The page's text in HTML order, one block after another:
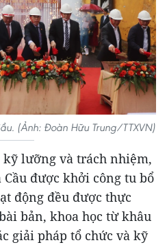
(Ảnh: Đoàn Hữu Trung/TTXVN)
lưỡng và trách nhiệm,
Cầu được khởi công tu bổ
động đều được thực
bản, khoa học từ khâu
giải pháp tổ chức và kỹ